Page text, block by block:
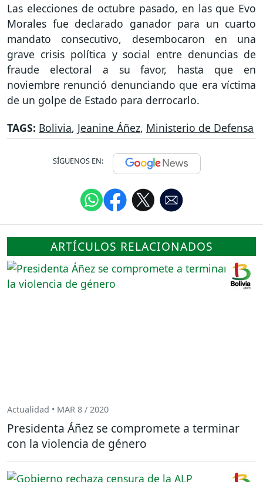
Las elecciones de octubre pasado, en las que Evo
Morales fue declarado ganador para un cuarto
mandato consecutivo, desembocaron en una
grave crisis política y social entre denuncias de
fraude electoral a su favor, hasta que en
noviembre renunció denunciando que era víctima
de un golpe de Estado para derrocarlo.
TAGS: Bolivia, Jeanine Áñez, Ministerio de Defensa
SÍGUENOS EN:
ARTÍCULOS RELACIONADOS
Actualidad • MAR 8 / 2020
Presidenta Áñez se compromete a terminar
con la violencia de género